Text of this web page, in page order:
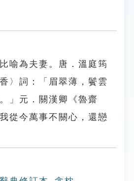
喻為夫妻。唐．溫庭筠
〉詞：「眉翠薄，鬢雲
」元．關漢卿《魯齋
從今萬事不關心，還戀